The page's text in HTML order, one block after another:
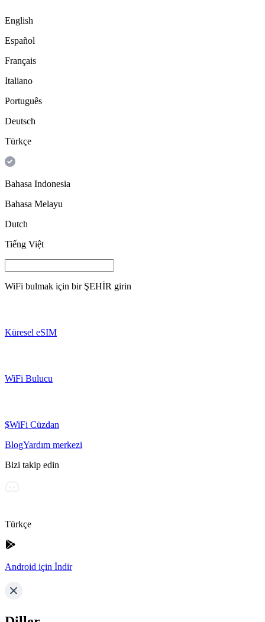
English
Español
Français
Italiano
Português
Deutsch
Türkçe
Bahasa Indonesia
Bahasa Melayu
Dutch
Tiếng Việt
WiFi bulmak için bir ŞEHİR girin
Küresel eSIM
WiFi Bulucu
$WiFi Cüzdan
BlogYardım merkezi
Bizi takip edin
Türkçe
Android için İndir